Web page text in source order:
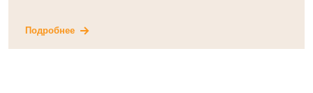
Подробнее